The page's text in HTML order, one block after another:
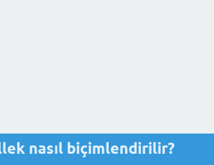
nasıl biçimlendirilir?